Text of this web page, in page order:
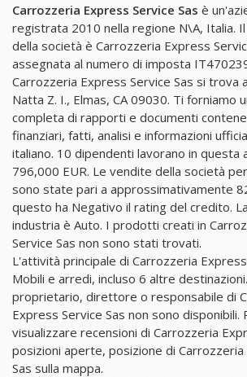
Carrozzeria Express Service Sas è
registrata 2010 nella regione N\A, Italia.
della società è Carrozzeria Express
assegnata al numero di imposta
Carrozzeria Express Service Sas si trova
Natta Z. I., Elmas, CA 09030. Ti forniamo
completa di rapporti e documenti
finanziari, fatti, analisi e informazioni
italiano. 10 dipendenti lavorano in questa
796,000 EUR. Le vendite della società
sono state pari a approssimativamente
questo ha Negativo il rating del credito.
industria è Auto. I prodotti creati in
Service Sas non sono stati trovati.
L'attività principale di Carrozzeria
Mobili e arredi, incluso 6 altre
proprietario, direttore o responsabile di
Express Service Sas non sono disponibili.
visualizzare recensioni di Carrozzeria
posizioni aperte, posizione di Carrozzeria
Sas sulla mappa.